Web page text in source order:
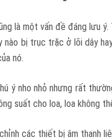
là một vấn đề đáng lưu
nào bị trục trặc ở lõi dây
nó.
ý nho nhỏ nhưng rất
suất cho loa, loa không
các thiết bị âm thanh